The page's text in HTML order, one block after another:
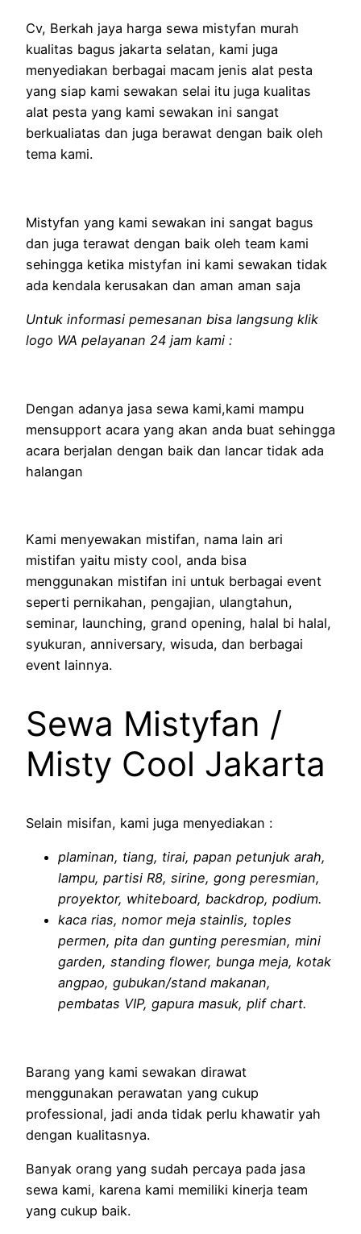
Cv, Berkah jaya harga sewa mistyfan murah
kualitas bagus jakarta selatan, kami juga
menyediakan berbagai macam jenis alat pesta
yang siap kami sewakan selai itu juga kualitas
alat pesta yang kami sewakan ini sangat
berkualiatas dan juga berawat dengan baik oleh
tema kami.
Mistyfan yang kami sewakan ini sangat bagus
dan juga terawat dengan baik oleh team kami
sehingga ketika mistyfan ini kami sewakan tidak
ada kendala kerusakan dan aman aman saja
Untuk informasi pemesanan bisa langsung klik
logo WA pelayanan 24 jam kami :
Dengan adanya jasa sewa kami,kami mampu
mensupport acara yang akan anda buat sehingga
acara berjalan dengan baik dan lancar tidak ada
halangan
Kami menyewakan mistifan, nama lain ari
mistifan yaitu misty cool, anda bisa
menggunakan mistifan ini untuk berbagai event
seperti pernikahan, pengajian, ulangtahun,
seminar, launching, grand opening, halal bi halal,
syukuran, anniversary, wisuda, dan berbagai
event lainnya.
Sewa Mistyfan /
Misty Cool Jakarta
Selain misifan, kami juga menyediakan :
plaminan, tiang, tirai, papan petunjuk arah,
lampu, partisi R8, sirine, gong peresmian,
proyektor, whiteboard, backdrop, podium.
kaca rias, nomor meja stainlis, toples
permen, pita dan gunting peresmian, mini
garden, standing flower, bunga meja, kotak
angpao, gubukan/stand makanan,
pembatas VIP, gapura masuk, plif chart.
Barang yang kami sewakan dirawat
menggunakan perawatan yang cukup
professional, jadi anda tidak perlu khawatir yah
dengan kualitasnya.
Banyak orang yang sudah percaya pada jasa
sewa kami, karena kami memiliki kinerja team
yang cukup baik.